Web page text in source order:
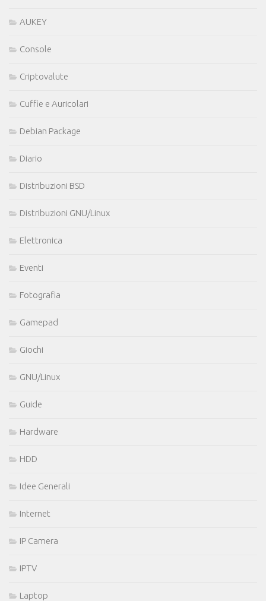
AUKEY
Console
Criptovalute
Cuffie e Auricolari
Debian Package
Diario
Distribuzioni BSD
Distribuzioni GNU/Linux
Elettronica
Eventi
Fotografia
Gamepad
Giochi
GNU/Linux
Guide
Hardware
HDD
Idee Generali
Internet
IP Camera
IPTV
Laptop